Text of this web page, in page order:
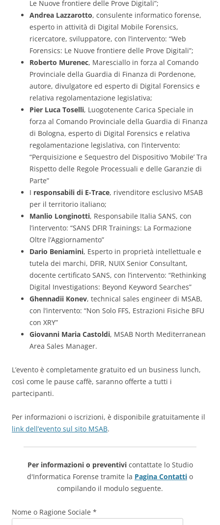
Le Nuove frontiere delle Prove Digitali”;
Andrea Lazzarotto, consulente informatico forense,
esperto in attività di Digital Mobile Forensics,
ricercatore, sviluppatore, con l’intervento: “Web
Forensics: Le Nuove frontiere delle Prove Digitali”;
Roberto Murenec, Maresciallo in forza al Comando
Provinciale della Guardia di Finanza di Pordenone,
autore, divulgatore ed esperto di Digital Forensics e
relativa regolamentazione legislativa;
Pier Luca Toselli, Luogotenente Carica Speciale in
forza al Comando Provinciale della Guardia di Finanza
di Bologna, esperto di Digital Forensics e relativa
regolamentazione legislativa, con l’intervento:
“Perquisizione e Sequestro del Dispositivo ‘Mobile’ Tra
Rispetto delle Regole Processuali e delle Garanzie di
Parte”
I responsabili di E-Trace, rivenditore esclusivo MSAB
per il territorio italiano;
Manlio Longinotti, Responsabile Italia SANS, con
l’intervento: “SANS DFIR Trainings: La Formazione
Oltre l’Aggiornamento”
Dario Beniamini, Esperto in proprietà intellettuale e
tutela dei marchi, DFIR, NUIX Senior Consultant,
docente certificato SANS, con l’intervento: “Rethinking
Digital Investigations: Beyond Keyword Searches”
Ghennadii Konev, technical sales engineer di MSAB,
con l’intervento: “Non Solo FFS, Estrazioni Fisiche BFU
con XRY”
Giovanni Maria Castoldi, MSAB North Mediterranean
Area Sales Manager.
L’evento è completamente gratuito ed un business lunch,
così come le pause caffè, saranno offerte a tutti i
partecipanti.
Per informazioni o iscrizioni, è disponibile gratuitamente il
link dell’evento sul sito MSAB.
Per informazioni o preventivicontattate lo Studio
d'Informatica Forense tramite la Pagina Contatti o
compilando il modulo seguente.
Nome o Ragione Sociale *